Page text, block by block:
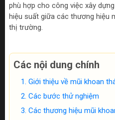
phù hợp cho công việc xây
hiệu suất giữa các thương hiệu
thị trường.
Các nội dung chính
Giới thiệu về mũi khoan
Các bước thử nghiệm
Các thương hiệu mũi